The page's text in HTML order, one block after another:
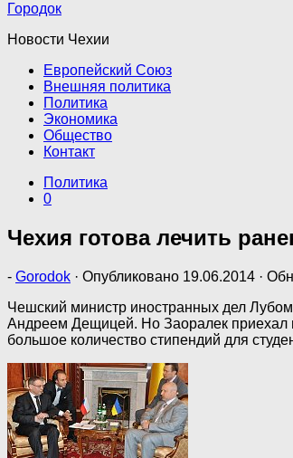
Городок
Новости Чехии
Европейский Союз
Внешняя политика
Политика
Экономика
Общество
Контакт
Политика
0
Чехия готова лечить
- Gorodok · Опубликовано 19.06.2014 ·
Чешский министр иностранных дел
Андреем Дещицей. Но Заоралек приехал
большое количество стипендий для